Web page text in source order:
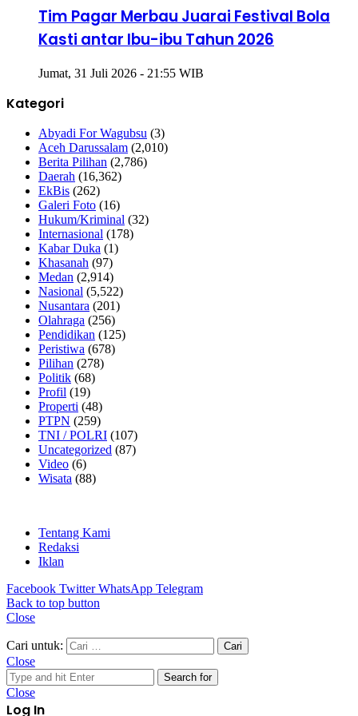
Tim Pagar Merbau Juarai Festival Bola
Kasti antar Ibu-ibu Tahun 2026
Jumat, 31 Juli 2026 - 21:55 WIB
Kategori
Abyadi For Wagubsu (3)
Aceh Darussalam (2,010)
Berita Pilihan (2,786)
Daerah (16,362)
EkBis (262)
Galeri Foto (16)
Hukum/Kriminal (32)
Internasional (178)
Kabar Duka (1)
Khasanah (97)
Medan (2,914)
Nasional (5,522)
Nusantara (201)
Olahraga (256)
Pendidikan (125)
Peristiwa (678)
Pilihan (278)
Politik (68)
Profil (19)
Properti (48)
PTPN (259)
TNI / POLRI (107)
Uncategorized (87)
Video (6)
Wisata (88)
Tentang Kami
Redaksi
Iklan
Facebook Twitter WhatsApp Telegram
Back to top button
Close
Cari untuk:
Close
Search for
Close
Log In